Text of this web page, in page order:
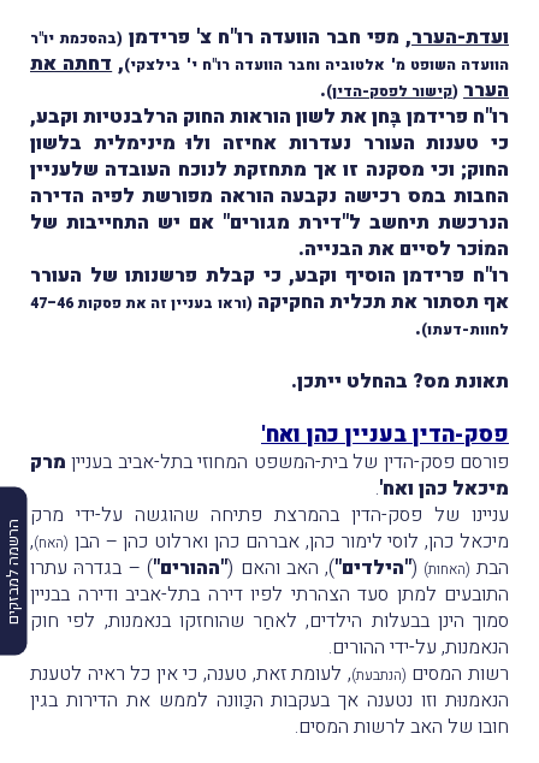
הרשמה למבזקים
ועדת-הערר, מפי חבר הוועדה רו"ח צ' פרידמן (בהסכמת יו"ר
הוועדה השופט מ' אלטוביה וחבר הוועדה רו"ח י' בילצקי),דחתה את
הערר (קישור לפסק-הדין)
.
רו"ח פרידמן בָּחן את לשון הוראות החוק הרלבנטיות וקבע,
כי טענות העורר נעדרות אחיזה ולוּ מינימלית בלשון
החוק; וכי מסקנה זו אך מתחזקת לנוכח העובדה שלעניין
החבות במס רכישה נקבעה הוראה מפורשת לפיה הדירה
הנרכשת תיחשב ל"דירת מגורים" אם יש התחייבות של
המוֹכר לסיים את הבנייה.
רו"ח פרידמן הוסיף וקבע, כי קבלת פרשנותו של העורר
אף תסתור את תכלית החקיקה
(וראו בעניין זה את פסקות 46–47
לחוות-דעתו).
תאונת מס? בהחלט ייתכן.
פסק-הדין בעניין כהן ואח'
פורסם פסק-הדין של בית-המשפט המחוזי בתל-אביב בעניין מרק
מיכאל כהן ואח'.
עניינו של פסק-הדין בהמרצת פתיחה שהוגשה על-ידי מרק
מיכאל כהן, לוסי לימור כהן, אברהם כהן וארלוט כהן – הבן (האח),
הבת (האחות) ("הילדים"), האב והאם ("ההורים") – בגדרהּ עתרו
התובעים למתן סעד הצהרתי לפיו דירה בתל-אביב ודירה בבניין
סמוך הינן בבעלות הילדים, לאחַר שהוחזקו בנאמנות, לפי חוק
הנאמנות, על-ידי ההורים.
רשות המסים (הנתבעת), לעומת זאת, טענה, כי אין כל ראיה לטענת
הנאמנוּת וזו נטענה אך בעקבות הכַּוונה לממש את הדירות בגין
חובו של האב לרשות המסים.